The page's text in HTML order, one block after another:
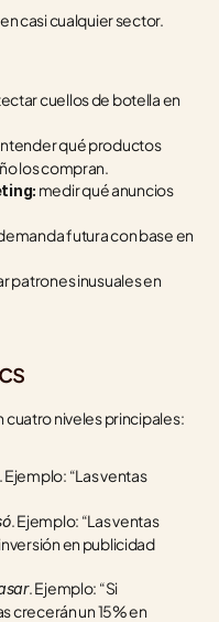
casi cualquier sector.
cuellos de botella en
qué productos
los compran.
medir qué anuncios
futura con base en
patrones inusuales en
cuatro niveles principales:
Ejemplo: “Las ventas
. Ejemplo: “Las ventas
en publicidad
. Ejemplo: “Si
crecerán un 15% en